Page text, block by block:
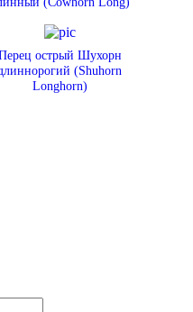
острый Шухорн
(Shuhorn
Longhorn)